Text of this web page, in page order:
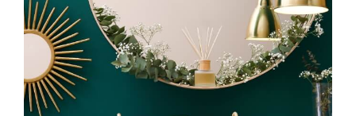
transparence et l’exigence professionnelle.
CONNECTA Patrimoine : relier le passé, le présent
et l’avenir de notre patrimoine.